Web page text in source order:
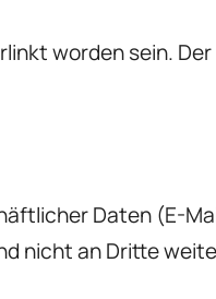
worden sein.
Daten (E-
nicht an Dritte